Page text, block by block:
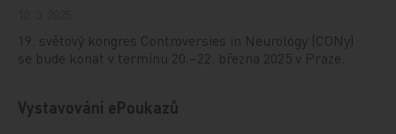
19. světový kongres Controversies in Neurology (CONy)
se bude konat v termínu 20.–22. března 2025 v Praze.
Vystavování ePoukazů